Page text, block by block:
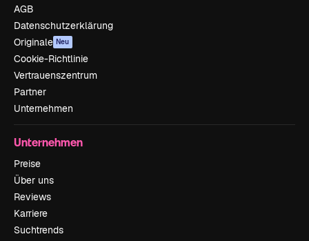
AGB
Datenschutzerklärung
Originale Neu
Cookie-Richtlinie
Vertrauenszentrum
Partner
Unternehmen
Unternehmen
Preise
Über uns
Reviews
Karriere
Suchtrends